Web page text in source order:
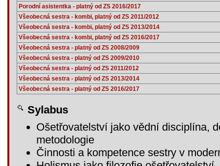
Porodní asistentka - platný od ZS 2016/2017
Všeobecná sestra - kombi, platný od ZS 2011/2012
Všeobecná sestra - kombi, platný od ZS 2013/2014
Všeobecná sestra - kombi, platný od ZS 2016/2017
Všeobecná sestra - platný od ZS 2008/2009
Všeobecná sestra - platný od ZS 2009/2010
Všeobecná sestra - platný od ZS 2011/2012
Všeobecná sestra - platný od ZS 2013/2014
Všeobecná sestra - platný od ZS 2016/2017
Sylabus
Ošetřovatelství jako vědní disciplína,
metodologie
Činnosti a kompetence sestry v